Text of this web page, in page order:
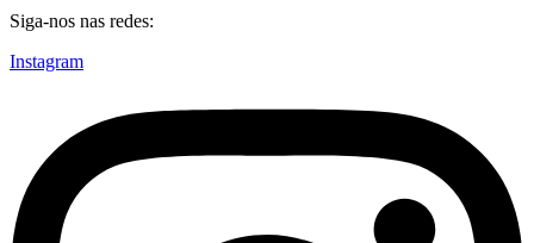
Siga-nos nas redes:
Instagram